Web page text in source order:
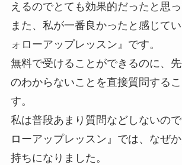
えるのでとても効果的だったと思っ
また、私が一番良かったと感じて
ォローアップレッスン』です。
無料で受けることができるのに、
のわからないことを直接質問する
す。
私は普段あまり質問などしないの
ローアップレッスン』では、なぜ
持ちになりました。